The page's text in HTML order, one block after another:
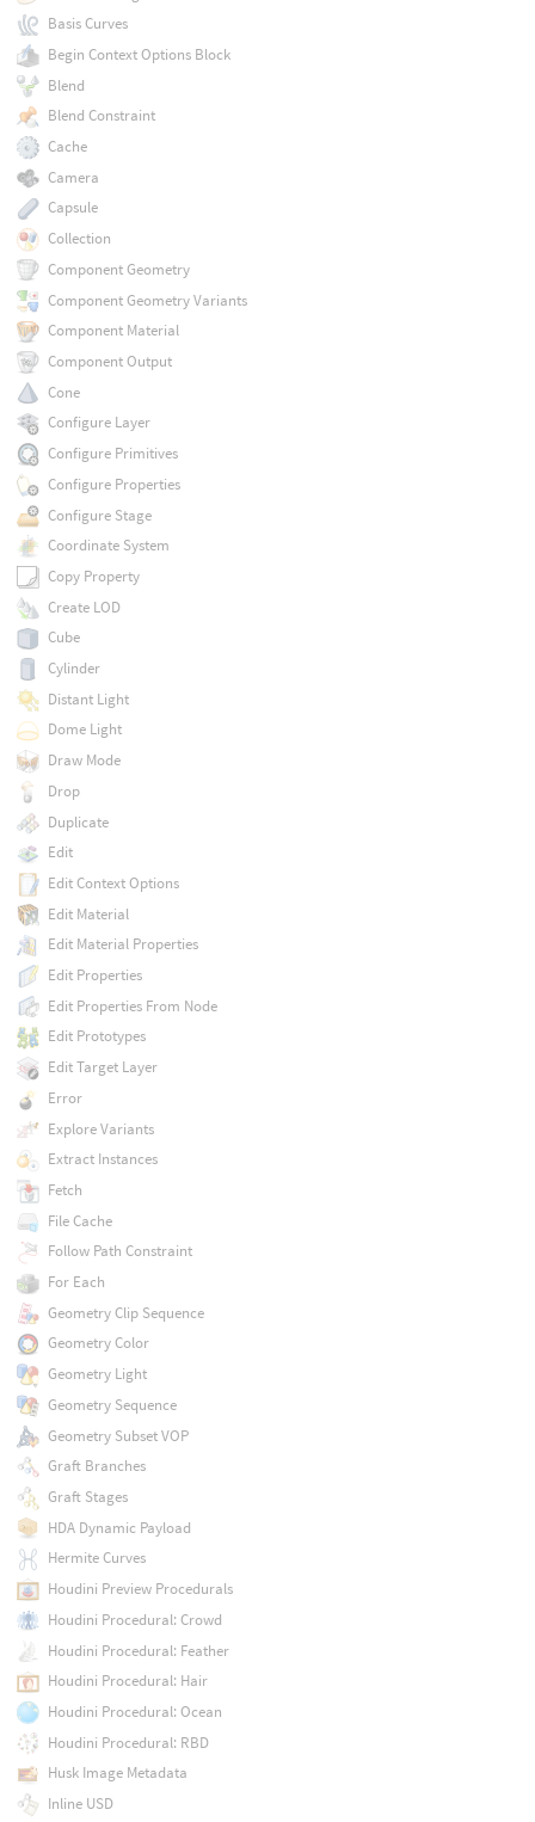
Basis Curves
Begin Context Options Block
Blend
Blend Constraint
Cache
Camera
Capsule
Collection
Component Geometry
Component Geometry Variants
Component Material
Component Output
Cone
Configure Layer
Configure Primitives
Configure Properties
Configure Stage
Coordinate System
Copy Property
Create LOD
Cube
Cylinder
Distant Light
Dome Light
Draw Mode
Drop
Duplicate
Edit
Edit Context Options
Edit Material
Edit Material Properties
Edit Properties
Edit Properties From Node
Edit Prototypes
Edit Target Layer
Error
Explore Variants
Extract Instances
Fetch
File Cache
Follow Path Constraint
For Each
Geometry Clip Sequence
Geometry Color
Geometry Light
Geometry Sequence
Geometry Subset VOP
Graft Branches
Graft Stages
HDA Dynamic Payload
Hermite Curves
Houdini Preview Procedurals
Houdini Procedural: Crowd
Houdini Procedural: Feather
Houdini Procedural: Hair
Houdini Procedural: Ocean
Houdini Procedural: RBD
Husk Image Metadata
Inline USD